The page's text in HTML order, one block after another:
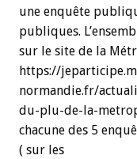
une enquête
publiques.
sur le site de la
https://
normandie.fr/
du-plu-de-la-
chacune des 5
( sur les